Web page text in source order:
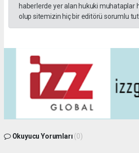
haberlerde yer alan hukuki muhataplar
olup sitemizin hiç bir editörü sorumlu
Okuyucu Yorumları (0)